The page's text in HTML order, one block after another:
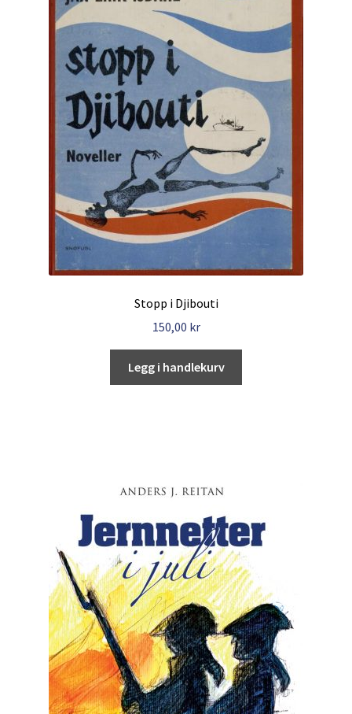
Stopp i Djibouti
150,00 kr
Legg i handlekurv